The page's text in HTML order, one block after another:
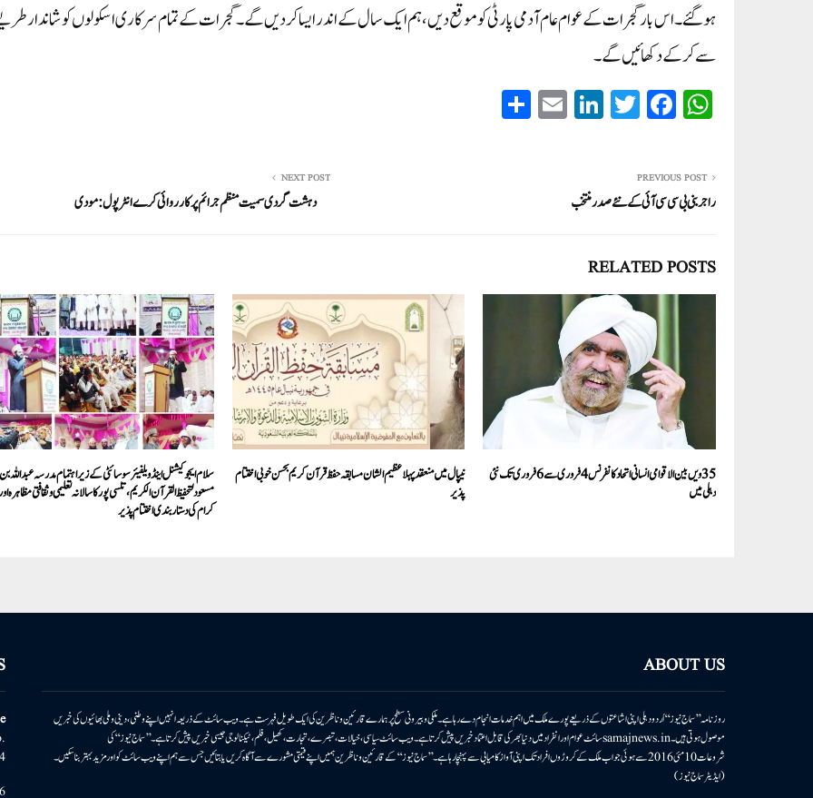
ہوگئے۔ اس بار گجرات کے عوام عام آدمی پارٹی کو موقع دیں، ہم ایک سال کے اندر ایسا کر دیں گے۔گجرات کے تمام سرکاری اسکولوں کو شاندار
سے کر کے دکھائیں گے۔
W
ha
A
pp
Fa
ce
ok
T
wi
r
Li
nk
In
E
m
PREVIOUS POST
راجر بنی بی سی سی آئی کے نئے صدر منتخب
NEXT POST
دہشت گردی سمیت منظم جرائم پر کارروائی کرے انٹرپول:مودی
RELATED POSTS
35ویں بین الاقوامی انسانی اتحاد کانفرنس 4فروری سے 6 فروری تک نئی
دہلی میں
نیپال میں منعقد پہلا عظیم الشان مسابقہ حفظ قرآن کریم بحسن خوبی اختتام
پذیر
سلام ایجوکیشنل اینڈ ویلفیئر سوسائٹی کے زیر اہتمام مدرسہ عبداللہ
مسعود لتحفیظ القرآن الکریم، تلسی پور کا سالانہ تعلیمی وثقافتی مظاہرہ
کرام کی دستاربندی اختتام پذیر
ABOUT US
روزنامہ ’’سماج نیوز‘‘ اُردو دہلی اپنی اشاعتوں کے ذریعے پورے ملک میں اہم خدمات انجام دے رہا ہے۔ ملکی وبیرونی سطح پر ہمارے قارئین وناظرین کی ایک طویل فہرست ہے۔ ویب سائٹ کے ذریعہ انہیں اپنے وطنی، دینی وملی بھائیوں کی خبریں
موصول ہوتی ہیں۔samajnews.inسائٹ عوام اور انفراد میں دنیا بھر کی قابل اعتماد خبریں پیش کرتا ہے۔ ویب سائٹ سیاسی، خیالات، تبصرے، تجارت، کھیل، فلم، ٹیکنالوجی جیسی خبریں پیش کرتا ہے۔ ’’سماج نیوز‘‘ کی
شروعات 10مئی 2016 سے ہوئی جو اب ملک کے کروڑوں افراد تک اپنی آواز کامیابی سے پہنچا رہا ہے۔ ’’سماج نیوز‘‘ کے قارئین وناظرین ہمیں اپنے قیمتی مشورے سے آگاہ کریں یا بتائیں جس سے ہم اپنے ویب سائٹ کو اور مزید بہتر بناسکیں۔
(ایڈیٹر سماج نیوز)